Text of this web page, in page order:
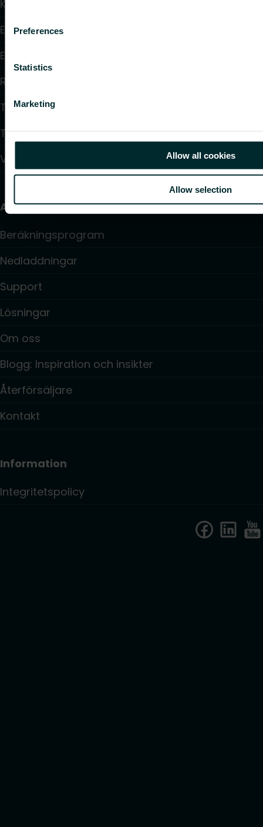
Preferences
Statistics
Marketing
Allow all cookies
Allow selection
Konvektorer och fläktkonvektorer
Elektrisk uppvärmning
Elektronisk styrning
Reglering
Tappvattensystem
Takvärmesystem
Värmepumpar
Användbara länkar
Beräkningsprogram
Nedladdningar
Support
Lösningar
Om oss
Blogg: Inspiration och insikter
Återförsäljare
Kontakt
Information
Integritetspolicy